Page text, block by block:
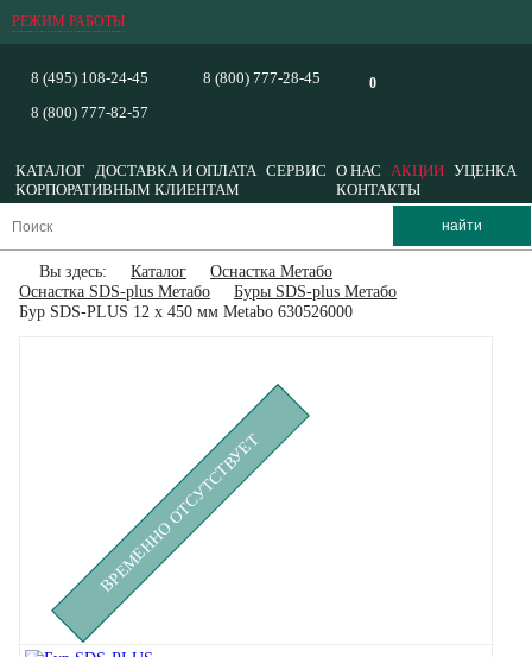
РЕЖИМ РАБОТЫ
0
8 (495) 108-24-45
8 (800) 777-82-57
8 (800) 777-28-45
КАТАЛОГ ДОСТАВКА И ОПЛАТА СЕРВИС О НАС АКЦИИ УЦЕНКА
КОРПОРАТИВНЫМ КЛИЕНТАМ
КОНТАКТЫ
Вы здесь: Каталог
Оснастка Метабо
Оснастка SDS-plus Метабо
Буры SDS-plus Метабо
Бур SDS-PLUS 12 х 450 мм Metabo 630526000
ВРЕМЕННО ОТСУТСТВУЕТ